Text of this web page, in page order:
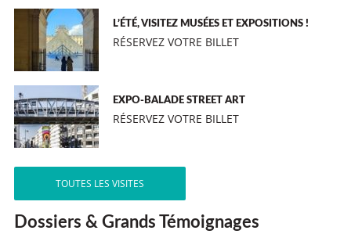
L’ÉTÉ, VISITEZ MUSÉES ET EXPOSITIONS !
RÉSERVEZ VOTRE BILLET
EXPO-BALADE STREET ART
RÉSERVEZ VOTRE BILLET
TOUTES LES VISITES
Dossiers & Grands Témoignages